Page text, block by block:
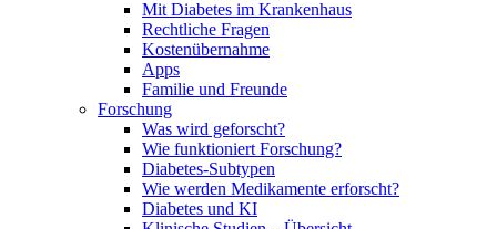
Mit Diabetes im Krankenhaus
Rechtliche Fragen
Kostenübernahme
Apps
Familie und Freunde
Forschung
Was wird geforscht?
Wie funktioniert Forschung?
Diabetes-Subtypen
Wie werden Medikamente erforscht?
Diabetes und KI